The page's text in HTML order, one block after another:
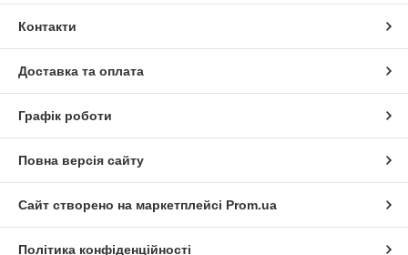
Контакти
Доставка та оплата
Графік роботи
Повна версія сайту
Сайт створено на маркетплейсі Prom.ua
Політика конфіденційності